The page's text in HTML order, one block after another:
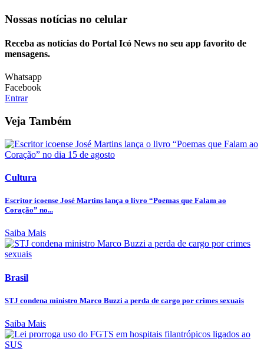
Nossas notícias no celular
Receba as notícias do Portal Icó News no seu app favorito de
mensagens.
Whatsapp
Facebook
Entrar
Veja Também
Cultura
Escritor icoense José Martins lança o livro “Poemas que Falam ao
Coração” no...
Saiba Mais
Brasil
STJ condena ministro Marco Buzzi a perda de cargo por crimes sexuais
Saiba Mais